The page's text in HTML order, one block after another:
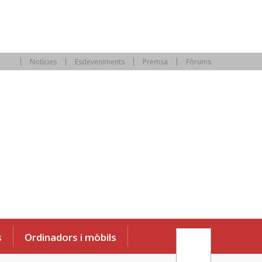
Notícies Esdeveniments Premsa Fòrums
Ordinadors i mòbils